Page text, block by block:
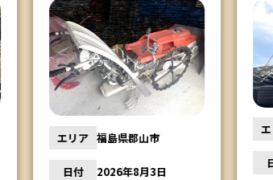
福島県郡山市
2026年8月3日